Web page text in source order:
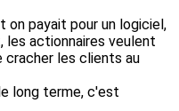
on payait pour un logiciel,
les actionnaires veulent
cracher les clients au
long terme, c'est